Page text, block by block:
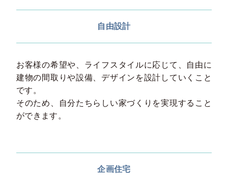
自由設計
お客様の希望や、ライフスタイルに応じて、自由に
建物の間取りや設備、デザインを設計していくこと
です。
そのため、自分たちらしい家づくりを実現すること
ができます。
企画住宅